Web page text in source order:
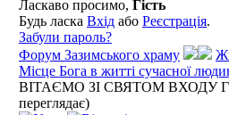
Ласкаво просимо, Гість
Будь ласка Вхід або Реєстрація.
Забули пароль?
Форум Зазимського храму
Місце Бога в житті сучасної
ВІТАЄМО ЗІ СВЯТОМ ВХОДУ
переглядає)